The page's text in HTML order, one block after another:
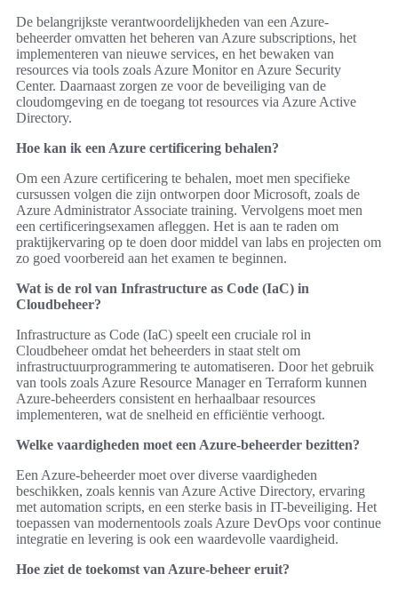
De belangrijkste verantwoordelijkheden van een Azure-
beheerder omvatten het beheren van Azure subscriptions, het
implementeren van nieuwe services, en het bewaken van
resources via tools zoals Azure Monitor en Azure Security
Center. Daarnaast zorgen ze voor de beveiliging van de
cloudomgeving en de toegang tot resources via Azure Active
Directory.
Hoe kan ik een Azure certificering behalen?
Om een Azure certificering te behalen, moet men specifieke
cursussen volgen die zijn ontworpen door Microsoft, zoals de
Azure Administrator Associate training. Vervolgens moet men
een certificeringsexamen afleggen. Het is aan te raden om
praktijkervaring op te doen door middel van labs en projecten om
zo goed voorbereid aan het examen te beginnen.
Wat is de rol van Infrastructure as Code (IaC) in
Cloudbeheer?
Infrastructure as Code (IaC) speelt een cruciale rol in
Cloudbeheer omdat het beheerders in staat stelt om
infrastructuurprogrammering te automatiseren. Door het gebruik
van tools zoals Azure Resource Manager en Terraform kunnen
Azure-beheerders consistent en herhaalbaar resources
implementeren, wat de snelheid en efficiëntie verhoogt.
Welke vaardigheden moet een Azure-beheerder bezitten?
Een Azure-beheerder moet over diverse vaardigheden
beschikken, zoals kennis van Azure Active Directory, ervaring
met automation scripts, en een sterke basis in IT-beveiliging. Het
toepassen van modernentools zoals Azure DevOps voor continue
integratie en levering is ook een waardevolle vaardigheid.
Hoe ziet de toekomst van Azure-beheer eruit?